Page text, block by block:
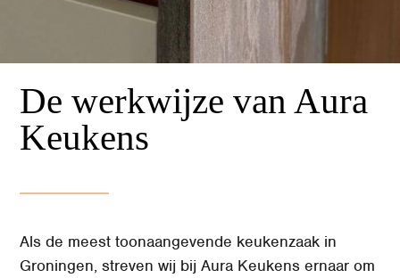
De werkwijze van Aura
Keukens
Als de meest toonaangevende keukenzaak in
Groningen, streven wij bij Aura Keukens ernaar om